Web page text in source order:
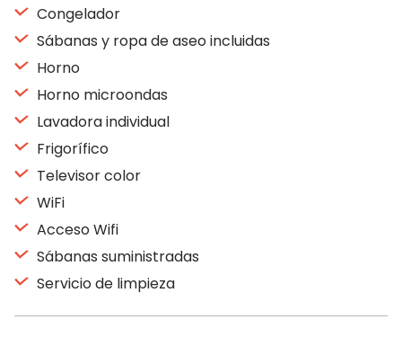
Congelador
Sábanas y ropa de aseo incluidas
Horno
Horno microondas
Lavadora individual
Frigorífico
Televisor color
WiFi
Acceso Wifi
Sábanas suministradas
Servicio de limpieza